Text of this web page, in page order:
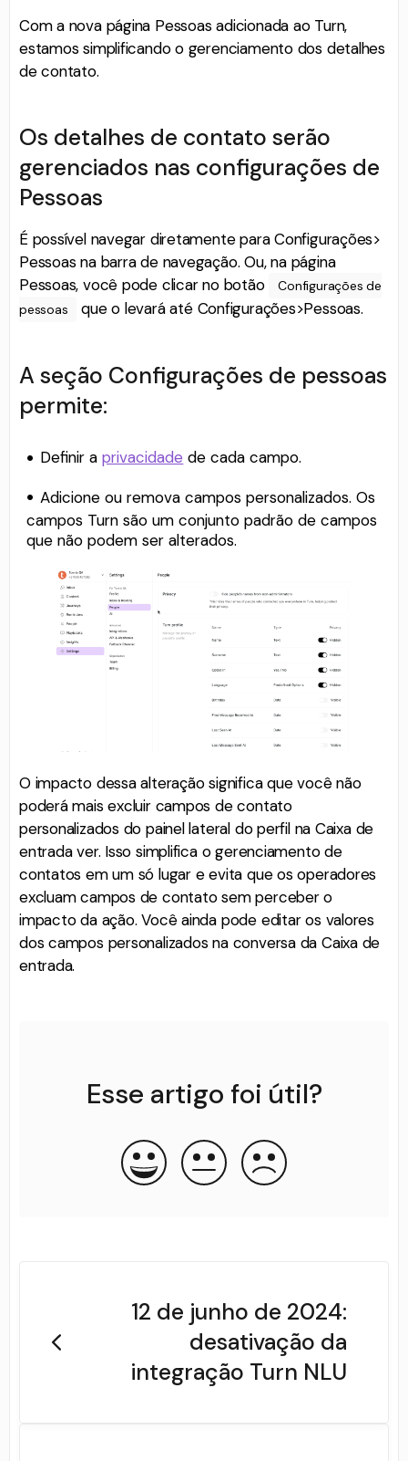
Com a nova página Pessoas adicionada ao Turn,
estamos simplificando o gerenciamento dos detalhes
de contato.
Os detalhes de contato serão
gerenciados nas configurações de
Pessoas
É possível navegar diretamente para Configurações>
Pessoas na barra de navegação. Ou, na página
Pessoas, você pode clicar no botão
Configurações de
pessoas
que o levará até Configurações>Pessoas.
A seção Configurações de pessoas
permite:
Definir aprivacidade de cada campo.
Adicione ou remova campos personalizados. Os
campos Turn são um conjunto padrão de campos
que não podem ser alterados.
O impacto dessa alteração significa que você não
poderá mais excluir campos de contato
personalizados do painel lateral do perfil na Caixa de
entrada ver. Isso simplifica o gerenciamento de
contatos em um só lugar e evita que os operadores
excluam campos de contato sem perceber o
impacto da ação. Você ainda pode editar os valores
dos campos personalizados na conversa da Caixa de
entrada.
Esse artigo foi útil?
12 de junho de 2024:
desativação da
integração Turn NLU